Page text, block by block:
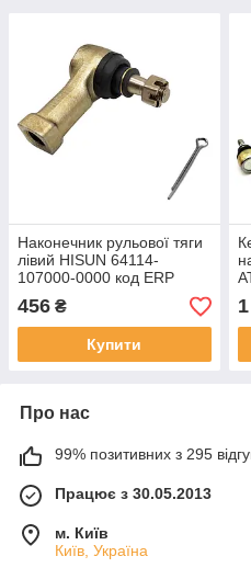
Наконечник рульової тяги
лівий HISUN 64114-
107000-0000 код ERP
P107000641140000
456 ₴
Купити
Про нас
99% позитивних з 295
Працює з 30.05.2013
м. Київ
Київ, Україна